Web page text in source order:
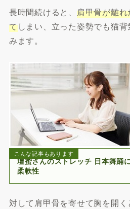
長時間続けると、 肩甲骨が離
てしまい、立った姿勢でも猫
みます。
こんな記事もあります
壇蜜さんのストレッチ 日本舞踊
柔軟性
対して肩甲骨を寄せて胸を開